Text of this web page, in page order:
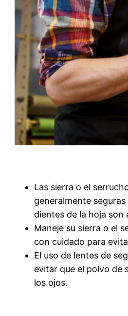
Las sierra o el
generalmente
dientes de la hoja son
Maneje su sierra o el
con cuidado para
El uso de lentes de
evitar que el polvo de
los ojos.